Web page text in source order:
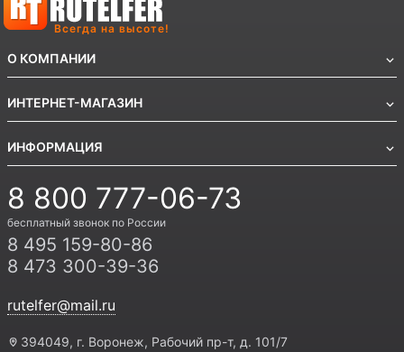
О КОМПАНИИ
ИНТЕРНЕТ-МАГАЗИН
ИНФОРМАЦИЯ
Всегда на высоте!
8 800 777-06-73
бесплатный звонок по России
8 495 159-80-86
8 473 300-39-36
rutelfer@mail.ru
394049, г. Воронеж, Рабочий пр-т, д. 101/7